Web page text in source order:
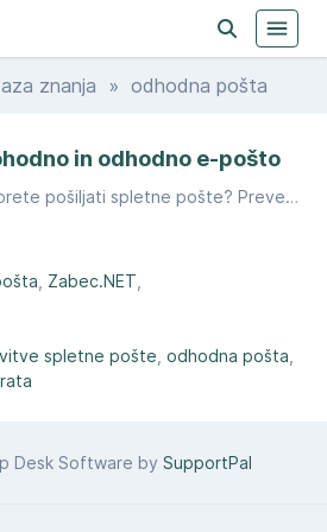
znanja » odhodna pošta
in odhodno e-pošto
Ne dobivate oz. ne morete pošiljati spletne pošte? Preverite ali so vaše nastavitve pravilne.
Zabec.NET
spletne pošte odhodna pošta
Desk Software by SupportPal